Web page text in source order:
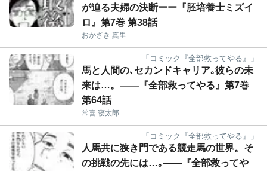
が迫る夫婦の決断ーー『胚培養士ミズイ
ロ』第7巻 第38話
おかざき 真里
「コミック『全部救ってやる』」
馬と人間の､セカンドキャリア｡彼らの未
来は…。――『全部救ってやる』第7巻
第64話
常喜 寝太郎
「コミック『全部救ってやる』」
人馬共に狭き門である競走馬の世界。そ
の挑戦の先には…｡――『全部救ってや